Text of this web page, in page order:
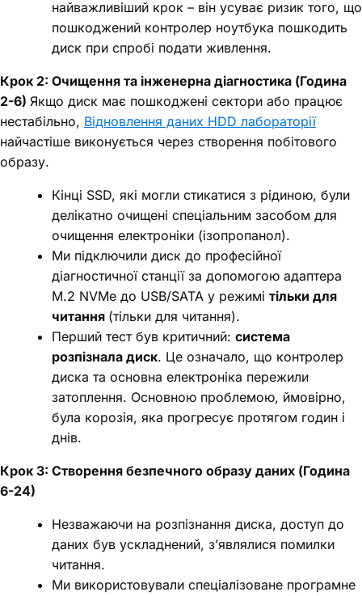
найважливіший крок – він усуває ризик того, що
пошкоджений контролер ноутбука пошкодить
диск при спробі подати живлення.
Крок 2: Очищення та інженерна діагностика (Година
2-6) Якщо диск має пошкоджені сектори або працює
нестабільно, Відновлення даних HDD лабораторії
найчастіше виконується через створення побітового
образу.
Кінці SSD, які могли стикатися з рідиною, були
делікатно очищені спеціальним засобом для
очищення електроніки (ізопропанол).
Ми підключили диск до професійної
діагностичної станції за допомогою адаптера
M.2 NVMe до USB/SATA у режимі тільки для
читання (тільки для читання).
Перший тест був критичний: система
розпізнала диск. Це означало, що контролер
диска та основна електроніка пережили
затоплення. Основною проблемою, ймовірно,
була корозія, яка прогресує протягом годин і
днів.
Крок 3: Створення безпечного образу даних (Година
6-24)
Незважаючи на розпізнання диска, доступ до
даних був ускладнений, з’являлися помилки
читання.
Ми використовували спеціалізоване програмне